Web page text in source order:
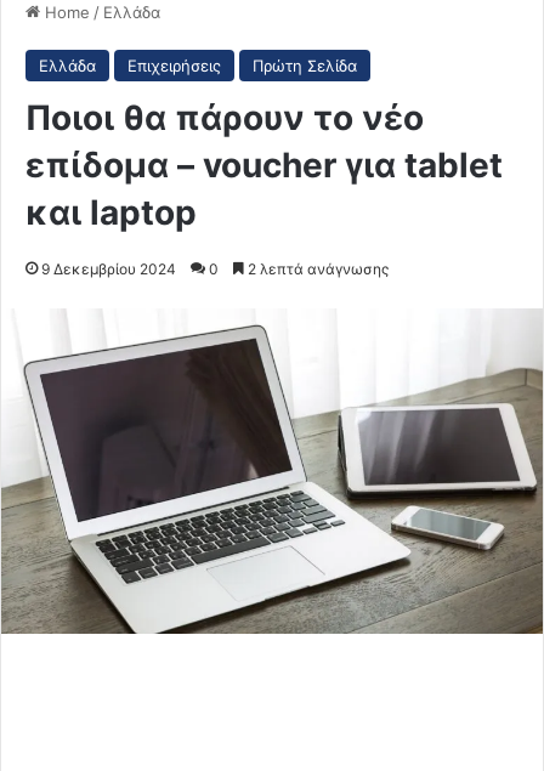
Home / Ελλάδα
Ελλάδα Επιχειρήσεις Πρώτη Σελίδα
Ποιοι θα πάρουν το νέο
επίδομα – voucher για tablet
και laptop
9 Δεκεμβρίου 2024 0 2 λεπτά ανάγνωσης